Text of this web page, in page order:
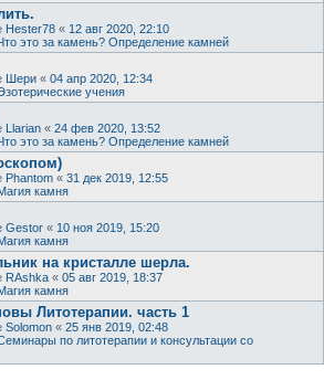
Hester78 « 12 авг 2020, 22:10
это за камень? Определение камней
Шери « 04 апр 2020, 12:34
учения
Llarian « 24 фев 2020, 13:52
это за камень? Определение камней
Phantom « 31 дек 2019, 12:55
камня
Gestor « 10 ноя 2019, 15:20
камня
на кристалле шерла.
RAshka « 05 авг 2019, 18:37
камня
Литотерапии. часть 1
Solomon « 25 янв 2019, 02:48
по литотерапии и консультации со